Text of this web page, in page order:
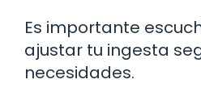
Es importante
ajustar tu ingesta
necesidades.